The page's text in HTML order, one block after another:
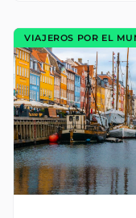
VIAJEROS POR EL